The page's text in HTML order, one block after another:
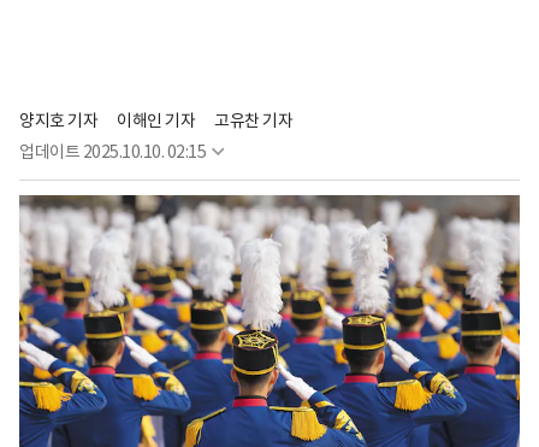
양지호 기자 이해인 기자
고유찬 기자
업데이트 2025.10.10. 02:15